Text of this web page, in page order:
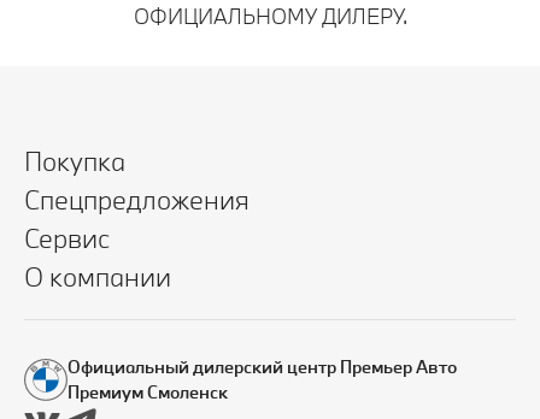
ОФИЦИАЛЬНОМУ ДИЛЕРУ.
Покупка
Спецпредложения
Сервис
О компании
Официальный дилерский центр Премьер Авто
Премиум Смоленск